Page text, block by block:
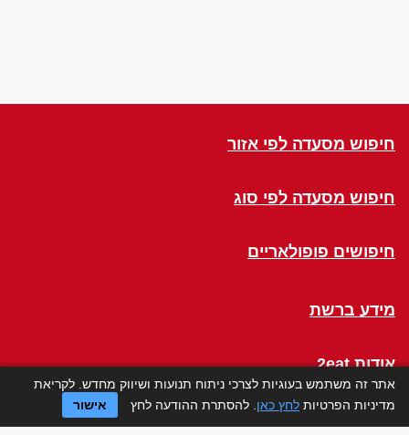
חיפוש מסעדה לפי אזור
חיפוש מסעדה לפי סוג
חיפושים פופולאריים
מידע ברשת
אודות 2eat
Click a Table
אתר זה משתמש בעוגיות לצרכי ניתוח תנועות ושיווק מחדש. לקריאת
מדיניות הפרטיות לחץ כאן . להסתרת ההודעה לחץ אישור